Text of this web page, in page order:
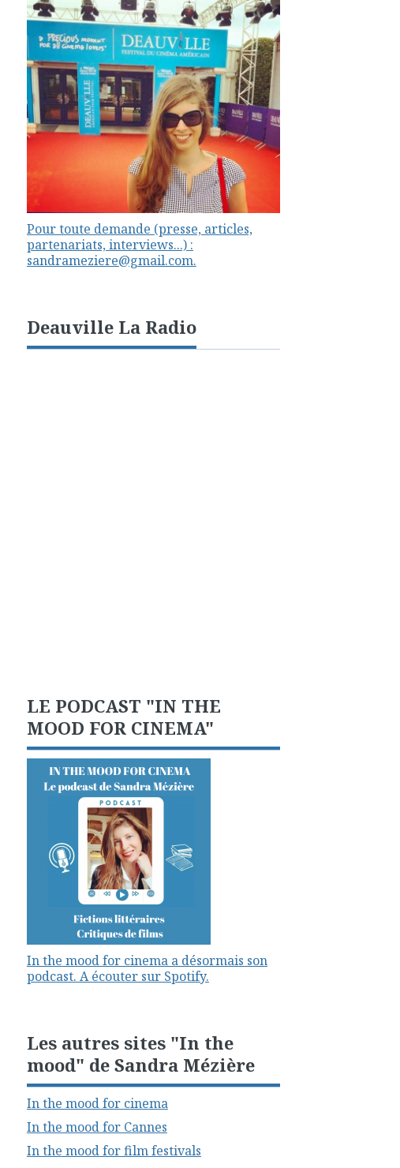
Pour toute demande (presse, articles,
partenariats, interviews...) :
sandrameziere@gmail.com.
Deauville La Radio
LE PODCAST "IN THE
MOOD FOR CINEMA"
In the mood for cinema a désormais son
podcast. A écouter sur Spotify.
Les autres sites "In the
mood" de Sandra Mézière
In the mood for cinema
In the mood for Cannes
In the mood for film festivals